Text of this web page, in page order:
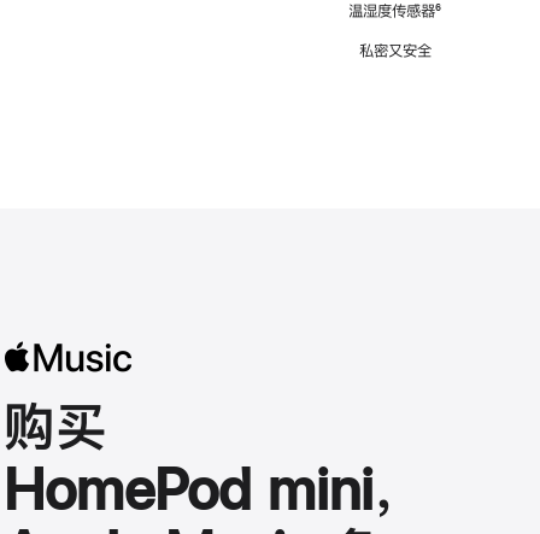
温湿度传感器脚
⁶
私密又安全
购买
HomePod mini，